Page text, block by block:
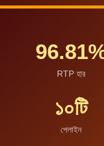
RTP হার
১০টি
পেলাইন